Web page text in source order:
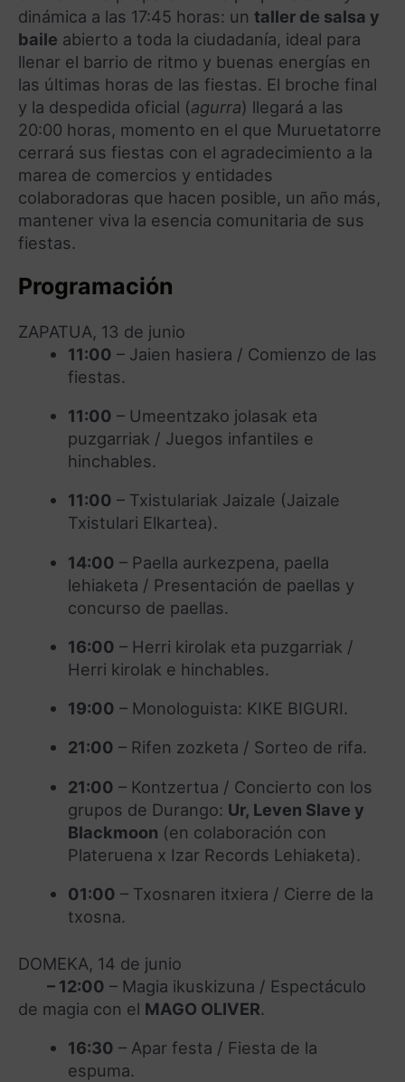
dinámica a las 17:45 horas: un taller de salsa y
baile abierto a toda la ciudadanía, ideal para
llenar el barrio de ritmo y buenas energías en
las últimas horas de las fiestas. El broche final
y la despedida oficial (agurra) llegará a las
20:00 horas, momento en el que Muruetatorre
cerrará sus fiestas con el agradecimiento a la
marea de comercios y entidades
colaboradoras que hacen posible, un año más,
mantener viva la esencia comunitaria de sus
fiestas.
Programación
ZAPATUA, 13 de junio
11:00 – Jaien hasiera / Comienzo de las
fiestas.
11:00 – Umeentzako jolasak eta
puzgarriak / Juegos infantiles e
hinchables.
11:00 – Txistulariak Jaizale (Jaizale
Txistulari Elkartea).
14:00 – Paella aurkezpena, paella
lehiaketa / Presentación de paellas y
concurso de paellas.
16:00 – Herri kirolak eta puzgarriak /
Herri kirolak e hinchables.
19:00 – Monologuista: KIKE BIGURI.
21:00 – Rifen zozketa / Sorteo de rifa.
21:00 – Kontzertua / Concierto con los
grupos de Durango: Ur, Leven Slave y
Blackmoon (en colaboración con
Plateruena x Izar Records Lehiaketa).
01:00 – Txosnaren itxiera / Cierre de la
txosna.
DOMEKA, 14 de junio
– 12:00 – Magia ikuskizuna / Espectáculo
de magia con el MAGO OLIVER.
16:30 – Apar festa / Fiesta de la
espuma.